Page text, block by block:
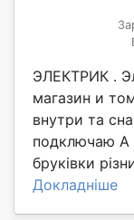
ЭЛЕКТРИК .
магазин и
внутри та
подключаю А
бруківки
Докладніше